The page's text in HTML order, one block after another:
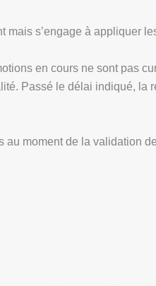
mais s’engage à appliquer
en cours ne sont pas
Passé le délai indiqué, la
au moment de la validation